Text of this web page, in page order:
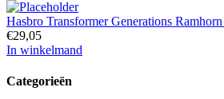
Hasbro Transformer Generations
€29,05
In winkelmand
Categorieën